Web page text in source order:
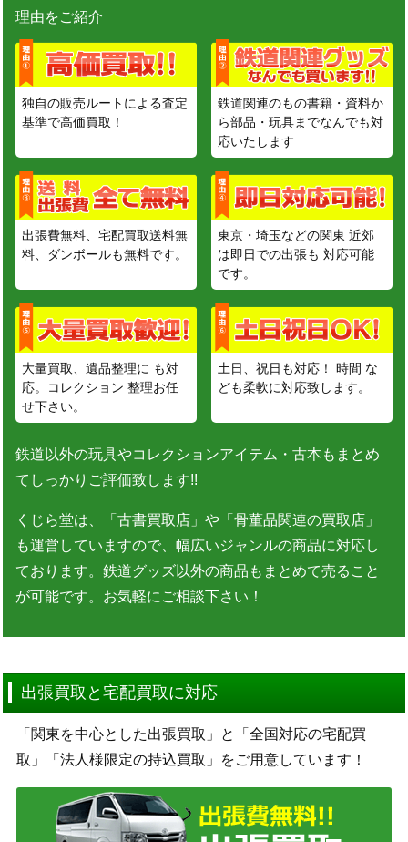
理由をご紹介
独自の販売ルートによる査定
基準で高価買取！
鉄道関連のもの書籍・資料か
ら部品・玩具までなんでも対
応いたします
出張費無料、宅配買取送料無
料、ダンボールも無料です。
東京・埼玉などの関東 近郊
は即日での出張も 対応可能
です。
大量買取、遺品整理に も対
応。コレクション 整理お任
せ下さい。
土日、祝日も対応！ 時間 な
ども柔軟に対応致します。
鉄道以外の玩具やコレクションアイテム・古本もまとめ
てしっかりご評価致します!!
くじら堂は、「古書買取店」や「骨董品関連の買取店」
も運営していますので、幅広いジャンルの商品に対応し
ております。鉄道グッズ以外の商品もまとめて売ること
が可能です。お気軽にご相談下さい！
出張買取と宅配買取に対応
「関東を中心とした出張買取」と「全国対応の宅配買
取」「法人様限定の持込買取」をご用意しています！